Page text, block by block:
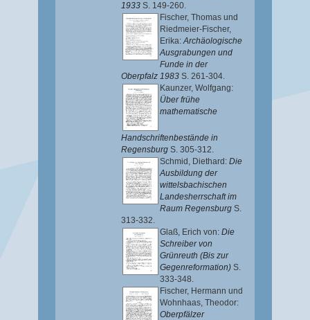
1933 S. 149-260.
Fischer, Thomas und
Riedmeier-Fischer,
Erika:Archäologische
Ausgrabungen und
Funde in der
Oberpfalz 1983 S. 261-304.
Kaunzer, Wolfgang:
Über frühe
mathematische
Handschriftenbestände in
Regensburg S. 305-312.
Schmid, Diethard : Die
Ausbildung der
wittelsbachischen
Landesherrschaft im
Raum Regensburg S.
313-332.
Glaß, Erich von: Die
Schreiber von
Grünreuth (Bis zur
Gegenreformation) S.
333-348.
Fischer, Hermann und
Wohnhaas, Theodor:
Oberpfälzer